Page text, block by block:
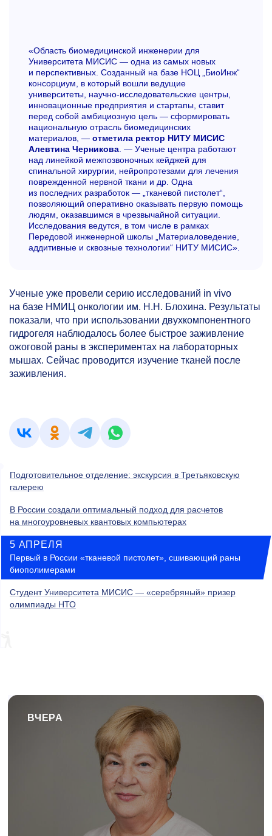
«Область биомедицинской инженерии для
Университета МИСИС — одна из самых новых
и перспективных. Созданный на базе НОЦ „БиоИнж“
консорциум, в который вошли ведущие
университеты, научно-исследовательские центры,
инновационные предприятия и стартапы, ставит
перед собой амбициозную цель — сформировать
национальную отрасль биомедицинских
материалов, — отметила ректор НИТУ МИСИС
Алевтина Черникова . — Ученые центра работают
над линейкой межпозвоночных кейджей для
спинальной хирургии, нейропротезами для лечения
поврежденной нервной ткани и др. Одна
из последних разработок — „тканевой пистолет“,
позволяющий оперативно оказывать первую помощь
людям, оказавшимся в чрезвычайной ситуации.
Исследования ведутся, в том числе в рамках
Передовой инженерной школы „Материаловедение,
аддитивные и сквозные технологии“ НИТУ МИСИС».
Ученые уже провели серию исследований in vivo
на базе НМИЦ онкологии им. Н.Н. Блохина. Результаты
показали, что при использовании двухкомпонентного
гидрогеля наблюдалось более быстрое заживление
ожоговой раны в экспериментах на лабораторных
мышах. Сейчас проводится изучение тканей после
заживления.
Подготовительное отделение: экскурсия в Третьяковскую
галерею
В России создали оптимальный подход для расчетов
на многоуровневых квантовых компьютерах
5 АПРЕЛЯ
Первый в России «тканевой пистолет», сшивающий раны
биополимерами
Студент Университета МИСИС — «серебряный» призер
олимпиады НТО
ВЧЕРА